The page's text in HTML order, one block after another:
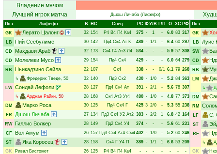
Владение мячом
Лучший игрок матча
Дшош Личаба(Лифефо)
Поз Лифефо В НC Спец РC ФУ/В Г/П О ЗС РФ
GK
Лерато Цалонг 32 154 Р4 В4 П4 Ка4 375 - 1 - 6.0 83 317
LB
Пий Ссебулиме 30 142 Пд4 Ск4 Ат К 489 - 1/1 - 6.4 60 297
CD
Махдави Араб 32 173 Ск4 Г4 Ат3 Л4 534 - - - 5.9 57 308
CD
Молелеки Мусо 29 154 Пд4 Ск4 429 - - - 6.0 64 279
RB
Ньикадзино Сейла 22 107 Ск4 338 - - 0/1 6.1 79 268
↳
Фредерик Тведе, 50 32 140 Пд3 Ск2 430 - 1/0 - 5.2 84 363
LW Сондай Лефоли 28 127 Пд4 Ск4 Ат 391 - 2/1 - 5.6 78 307
↳
Арджан Райки, 50 28 168 Ск4 Ат3 Уг4 480 - 1/0 - 4.8 77 373
DM
Марко Роса 30 125 Пд4 Ск4 Г 425 3 2/0 - 5.3 55 238
FR
Дшош Личаба 27 134 Пд3 Ск4 У2 Ат2 383 - 2/2 1 6.8 42 164
RW Гиллис Волкер 28 149 Пд2 Ск4 У4 374 - - - 5.6 61 231
CF
Вол Амум 26 157 Пд3 Ск4 Ат4 См4 402 - 1/0 - 5.2 60 246
ST
Яка Коросец 28 158 Ск4 Г У4 П 389 - 1/1 1 6.6 53 209
GK
Ривал Бистокют 26 125 Р4 В4 П4 Ка4 - - - - - -
-
Поз
GK
LB Луис
SW
CD
RB
LM
↳
DM
RM
LF С.
ST
RF
↳
GK